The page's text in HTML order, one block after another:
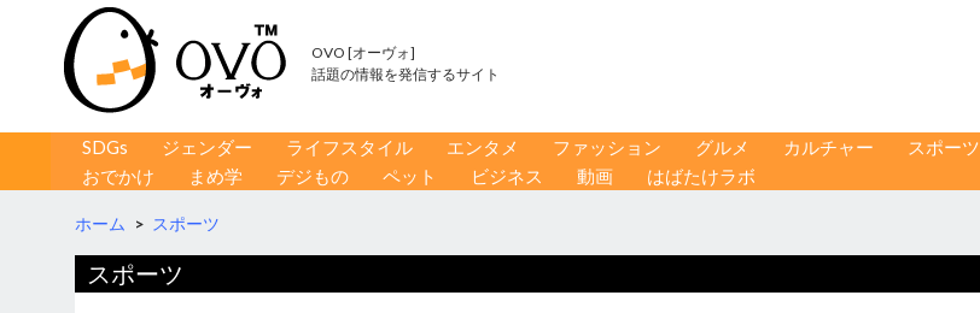
OVO [オーヴォ]
話題の情報を発信するサイト
コンテンツへ移動
SDGs ジェンダー ライフスタイル エンタメ ファッション グルメ カルチャー
スポーツ
おでかけ
まめ学 デジもの ペット ビジネス 動画 はばたけラボ
ホーム > スポーツ
スポーツ